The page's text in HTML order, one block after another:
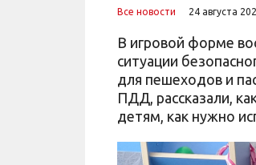
Все новости 24 августа
В игровой форме
ситуации
для пешеходов и
ПДД, рассказали,
детям, как нужно